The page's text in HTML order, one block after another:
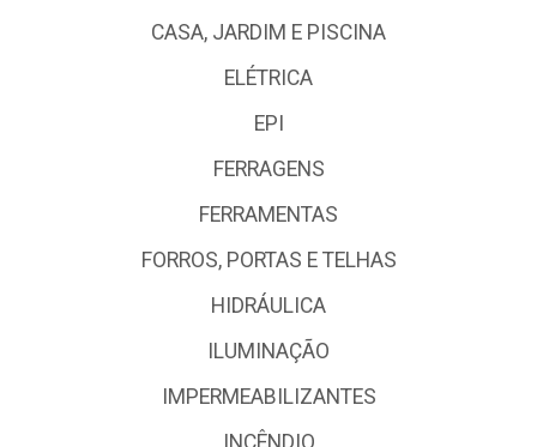
CASA, JARDIM E PISCINA
ELÉTRICA
EPI
FERRAGENS
FERRAMENTAS
FORROS, PORTAS E TELHAS
HIDRÁULICA
ILUMINAÇÃO
IMPERMEABILIZANTES
INCÊNDIO